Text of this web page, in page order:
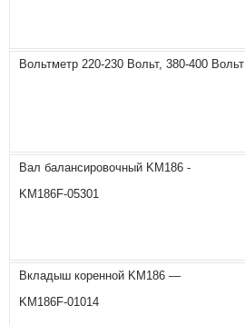
Вольтметр 220-230 Вольт, 380-400 Вольт
Вал балансировочный KM186 -
KM186F-05301
Вкладыш коренной KM186 —
KM186F-01014